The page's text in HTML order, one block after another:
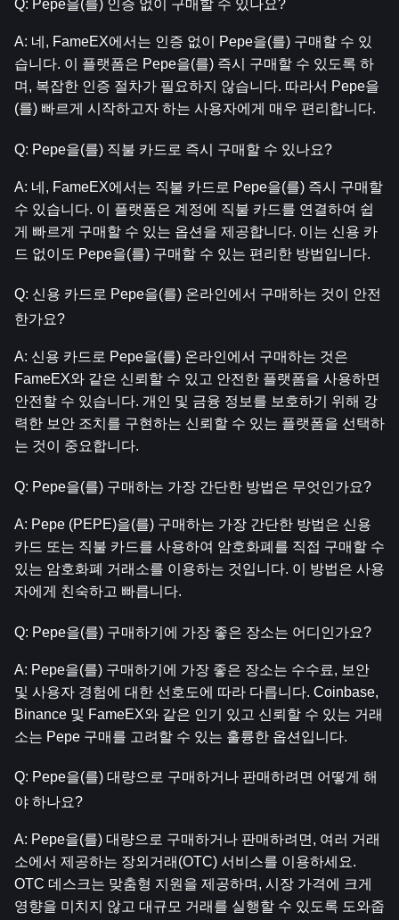
Q: Pepe을(를) 인증 없이 구매할 수 있나요?
A: 네, FameEX에서는 인증 없이 Pepe을(를) 구매할 수 있
습니다. 이 플랫폼은 Pepe을(를) 즉시 구매할 수 있도록 하
며, 복잡한 인증 절차가 필요하지 않습니다. 따라서 Pepe을
(를) 빠르게 시작하고자 하는 사용자에게 매우 편리합니다.
Q: Pepe을(를) 직불 카드로 즉시 구매할 수 있나요?
A: 네, FameEX에서는 직불 카드로 Pepe을(를) 즉시 구매할
수 있습니다. 이 플랫폼은 계정에 직불 카드를 연결하여 쉽
게 빠르게 구매할 수 있는 옵션을 제공합니다. 이는 신용 카
드 없이도 Pepe을(를) 구매할 수 있는 편리한 방법입니다.
Q: 신용 카드로 Pepe을(를) 온라인에서 구매하는 것이 안전
한가요?
A: 신용 카드로 Pepe을(를) 온라인에서 구매하는 것은
FameEX와 같은 신뢰할 수 있고 안전한 플랫폼을 사용하면
안전할 수 있습니다. 개인 및 금융 정보를 보호하기 위해 강
력한 보안 조치를 구현하는 신뢰할 수 있는 플랫폼을 선택하
는 것이 중요합니다.
Q: Pepe을(를) 구매하는 가장 간단한 방법은 무엇인가요?
A: Pepe (PEPE)을(를) 구매하는 가장 간단한 방법은 신용
카드 또는 직불 카드를 사용하여 암호화폐를 직접 구매할 수
있는 암호화폐 거래소를 이용하는 것입니다. 이 방법은 사용
자에게 친숙하고 빠릅니다.
Q: Pepe을(를) 구매하기에 가장 좋은 장소는 어디인가요?
A: Pepe을(를) 구매하기에 가장 좋은 장소는 수수료, 보안
및 사용자 경험에 대한 선호도에 따라 다릅니다. Coinbase,
Binance 및 FameEX와 같은 인기 있고 신뢰할 수 있는 거래
소는 Pepe 구매를 고려할 수 있는 훌륭한 옵션입니다.
Q: Pepe을(를) 대량으로 구매하거나 판매하려면 어떻게 해
야 하나요?
A: Pepe을(를) 대량으로 구매하거나 판매하려면, 여러 거래
소에서 제공하는 장외거래(OTC) 서비스를 이용하세요.
OTC 데스크는 맞춤형 지원을 제공하며, 시장 가격에 크게
영향을 미치지 않고 대규모 거래를 실행할 수 있도록 도와줍